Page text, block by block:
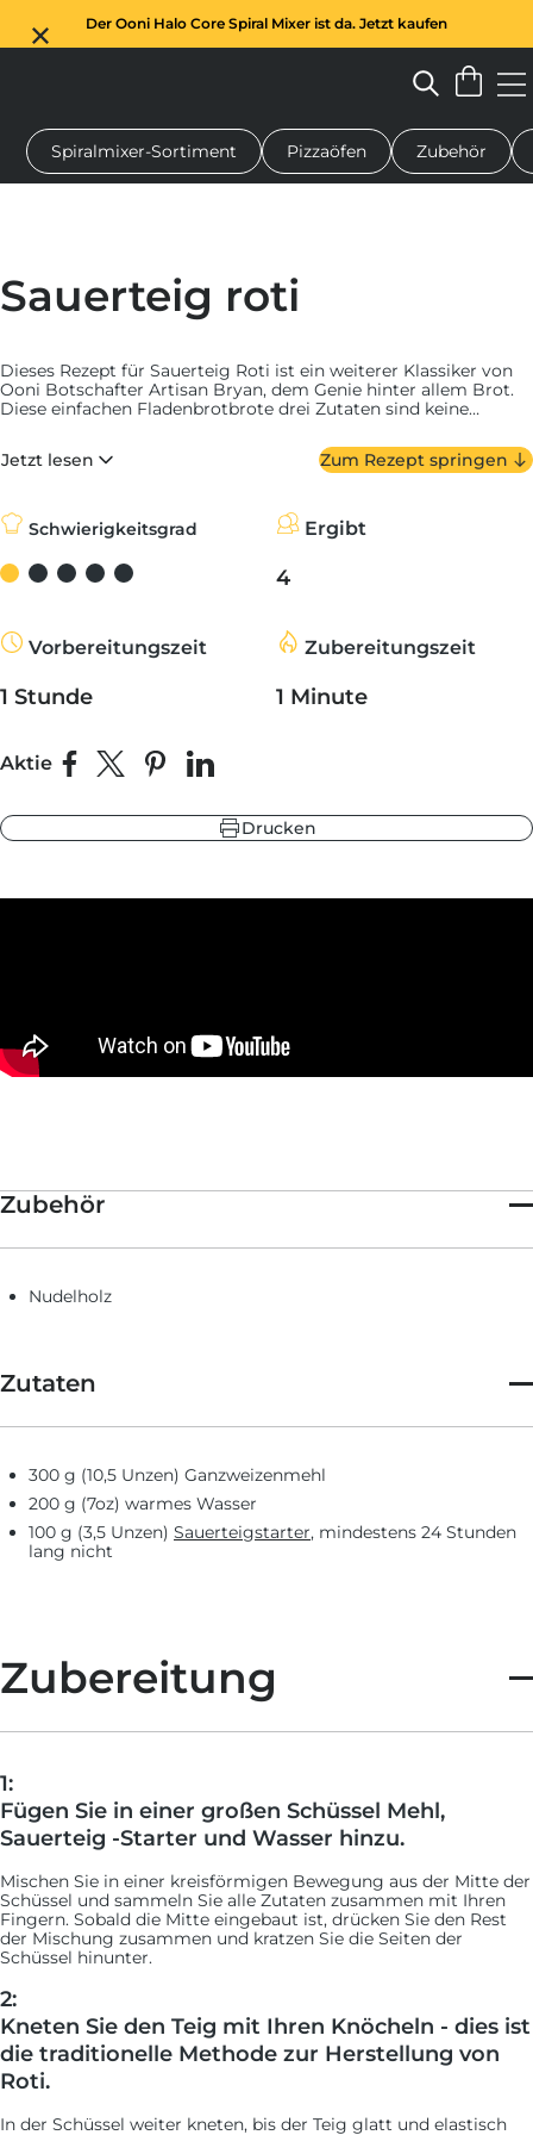
Der Ooni Halo Core Spiral Mixer ist da. Jetzt kaufen
Pizzaofen Teigmischer Geschenke Servierbretter
Spiralmixer-Sortiment Pizzaöfen Zubehör
Sauerteig roti
Dieses Rezept für Sauerteig Roti ist ein weiterer Klassiker von
Ooni Botschafter Artisan Bryan, dem Genie hinter allem Brot.
Diese einfachen Fladenbrotbrote drei Zutaten sind keine
Sauerteiggeschmack. Perfekt geschwollen und am besten
warm mit Butterpeitschen serviert.
Jetzt lesen Zum Rezept springen
Schwierigkeitsgrad Ergibt
4
Vorbereitungszeit
1 Stunde
Zubereitungszeit
1 Minute
Aktie Auf Facebook teilen
Teilen auf X
Auf Pinterest pinnen
Auf LinkedIn teilen
Drucken
Zubereitung
1:
Fügen Sie in einer großen Schüssel Mehl,
Sauerteig -Starter und Wasser hinzu.
Mischen Sie in einer kreisförmigen Bewegung aus der Mitte der
Schüssel und sammeln Sie alle Zutaten zusammen mit Ihren
Fingern. Sobald die Mitte eingebaut ist, drücken Sie den Rest
der Mischung zusammen und kratzen Sie die Seiten der
Schüssel hinunter.
2:
Kneten Sie den Teig mit Ihren Knöcheln - dies ist
die traditionelle Methode zur Herstellung von
Roti.
In der Schüssel weiter kneten, bis der Teig glatt und elastisch
Zubehör
Nudelholz
Zutaten
300 g (10,5 Unzen) Ganzweizenmehl
200 g (7oz) warmes Wasser
100 g (3,5 Unzen) Sauerteigstarter, mindestens 24 Stunden
lang nicht